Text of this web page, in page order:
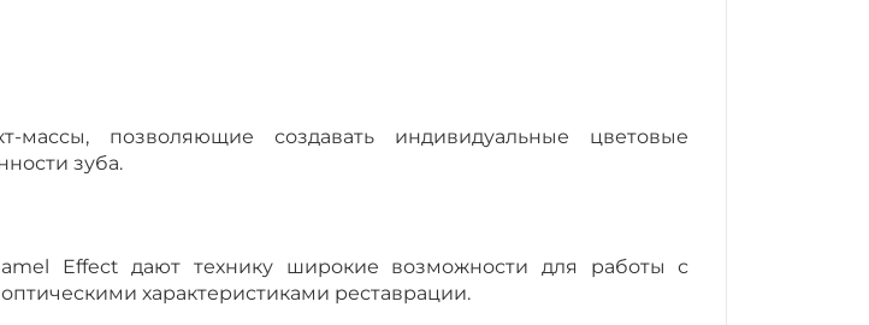
позволяющие создавать индивидуальные цветовые
зуба.
Effect дают технику широкие возможности для работы с
характеристиками реставрации.